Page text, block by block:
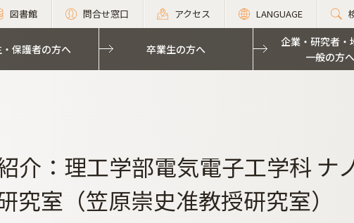
図書館 問合せ窓口 アクセス LANGUAGE
保護者の方へ 卒業生の方へ
企業・研究者・
一般の方へ
介：理工学部電気電子工学科 ナ
究室（笠原崇史准教授研究室）